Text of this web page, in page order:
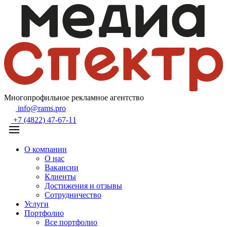
Многопрофильное рекламное агентство
info@rams.pro
+7 (4822) 47-67-11
О компании
О нас
Вакансии
Клиенты
Достижения и отзывы
Сотрудничество
Услуги
Портфолио
Все портфолио